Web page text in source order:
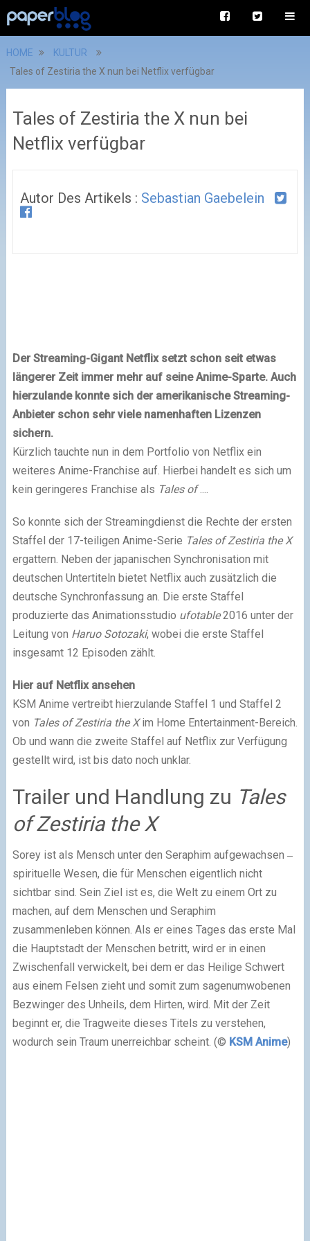
HOME
KULTUR
Tales of Zestiria the X nun bei Netflix verfügbar
Tales of Zestiria the X nun bei
Netflix verfügbar
Autor Des Artikels : Sebastian Gaebelein
Der Streaming-Gigant Netflix setzt schon seit etwas
längerer Zeit immer mehr auf seine Anime-Sparte. Auch
hierzulande konnte sich der amerikanische Streaming-
Anbieter schon sehr viele namenhaften Lizenzen
sichern.
Kürzlich tauchte nun in dem Portfolio von Netflix ein
weiteres Anime-Franchise auf. Hierbei handelt es sich um
kein geringeres Franchise als Tales of....
So konnte sich der Streamingdienst die Rechte der ersten
Staffel der 17-teiligen Anime-Serie Tales of Zestiria the X
ergattern. Neben der japanischen Synchronisation mit
deutschen Untertiteln bietet Netflix auch zusätzlich die
deutsche Synchronfassung an. Die erste Staffel
produzierte das Animationsstudio ufotable2016 unter der
Leitung von Haruo Sotozaki, wobei die erste Staffel
insgesamt 12 Episoden zählt.
Hier auf Netflix ansehen
KSM Anime vertreibt hierzulande Staffel 1 und Staffel 2
von Tales of Zestiria the Xim Home Entertainment-Bereich.
Ob und wann die zweite Staffel auf Netflix zur Verfügung
gestellt wird, ist bis dato noch unklar.
Trailer und Handlung zu Tales
of Zestiria the X
Sorey ist als Mensch unter den Seraphim aufgewachsen ‒
spirituelle Wesen, die für Menschen eigentlich nicht
sichtbar sind. Sein Ziel ist es, die Welt zu einem Ort zu
machen, auf dem Menschen und Seraphim
zusammenleben können. Als er eines Tages das erste Mal
die Hauptstadt der Menschen betritt, wird er in einen
Zwischenfall verwickelt, bei dem er das Heilige Schwert
aus einem Felsen zieht und somit zum sagenumwobenen
Bezwinger des Unheils, dem Hirten, wird. Mit der Zeit
beginnt er, die Tragweite dieses Titels zu verstehen,
wodurch sein Traum unerreichbar scheint. (© KSM Anime)